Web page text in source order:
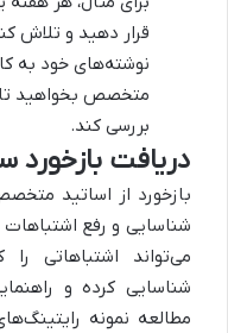
قرار دهید و تلاش
نوشته‌های خود به
متخصص بخواهید تا
بررسی کند.
دریافت بازخورد
بازخورد از اساتید
شناسایی و رفع
می‌تواند اشتباهاتی
شناسایی کرده و
مطالعه نمونه